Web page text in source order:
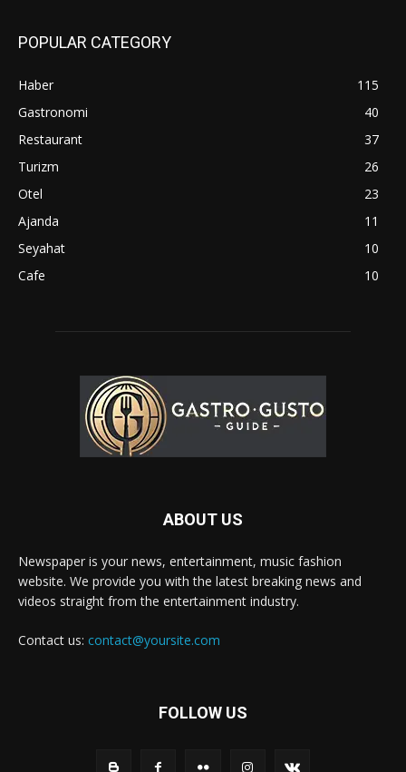
POPULAR CATEGORY
Haber
115
Gastronomi
40
Restaurant
37
Turizm
26
Otel
23
Ajanda
11
Seyahat
10
Cafe
10
ABOUT US
Newspaper is your news, entertainment, music fashion
website. We provide you with the latest breaking news and
videos straight from the entertainment industry.
Contact us: contact@yoursite.com
FOLLOW US